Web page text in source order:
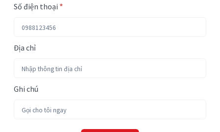
Số điện thoại *
Địa chỉ
Ghi chú